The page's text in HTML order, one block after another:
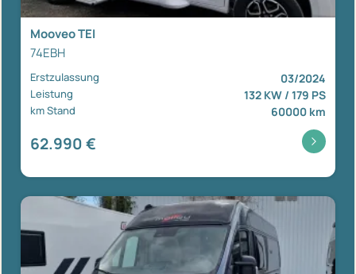
Mooveo TEI
74EBH
Erstzulassung 03/2024
Leistung 132 KW / 179 PS
km Stand 60000 km
62.990 €